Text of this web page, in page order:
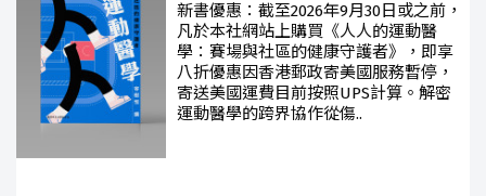
新書優惠：截至2026年9月30日或之前，
凡於本社網站上購買《人人的運動醫
學：賽場與社區的健康守護者》，即享
八折優惠因香港郵政寄美國服務暫停，
寄送美國運費目前按照UPS計算。解密
運動醫學的跨界協作從傷..